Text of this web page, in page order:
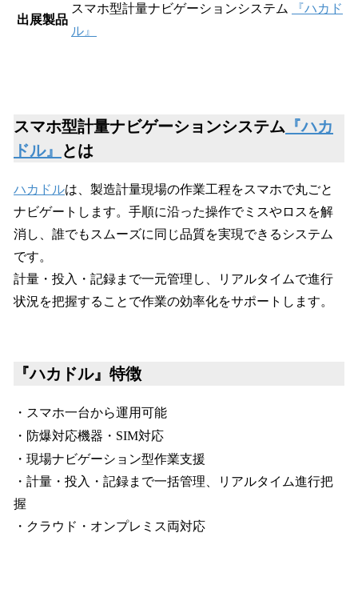
出展製品
スマホ型計量ナビゲーションシステム
『ハカド
ル』
スマホ型計量ナビゲーションシステム 『ハカ
ドル』
とは
ハカドルは、製造計量現場の作業工程をスマホで丸ごと
ナビゲートします。手順に沿った操作でミスやロスを解
消し、誰でもスムーズに同じ品質を実現できるシステム
です。
計量・投入・記録まで一元管理し、リアルタイムで進行
状況を把握することで作業の効率化をサポートします。
『ハカドル』特徴
・スマホ一台から運用可能
・防爆対応機器・SIM対応
・現場ナビゲーション型作業支援
・計量・投入・記録まで一括管理、リアルタイム進行把
握
・クラウド・オンプレミス両対応